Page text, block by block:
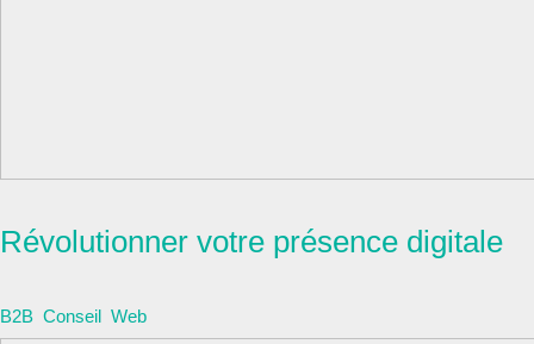
Révolutionner votre présence digitale
B2B Conseil Web